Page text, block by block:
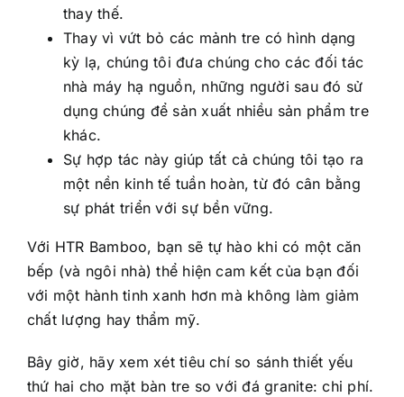
thay thế.
Thay vì vứt bỏ các mảnh tre có hình dạng
kỳ lạ, chúng tôi đưa chúng cho các đối tác
nhà máy hạ nguồn, những người sau đó sử
dụng chúng để sản xuất nhiều sản phẩm tre
khác.
Sự hợp tác này giúp tất cả chúng tôi tạo ra
một nền kinh tế tuần hoàn, từ đó cân bằng
sự phát triển với sự bền vững.
Với HTR Bamboo, bạn sẽ tự hào khi có một căn
bếp (và ngôi nhà) thể hiện cam kết của bạn đối
với một hành tinh xanh hơn mà không làm giảm
chất lượng hay thẩm mỹ.
Bây giờ, hãy xem xét tiêu chí so sánh thiết yếu
thứ hai cho mặt bàn tre so với đá granite: chi phí.